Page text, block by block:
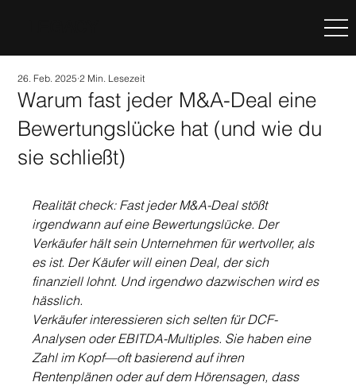
Warum fast jeder M&A-Deal eine
Bewertungslücke hat (und wie du
sie schließt)
26. Feb. 2025 2 Min. Lesezeit
Realität check: Fast jeder M&A-Deal stößt
irgendwann auf eine Bewertungslücke. Der
Verkäufer hält sein Unternehmen für wertvoller, als
es ist. Der Käufer will einen Deal, der sich
finanziell lohnt. Und irgendwo dazwischen wird es
hässlich.
Verkäufer interessieren sich selten für DCF-
Analysen oder EBITDA-Multiples. Sie haben eine
Zahl im Kopf—oft basierend auf ihren
Rentenplänen oder auf dem Hörensagen, dass